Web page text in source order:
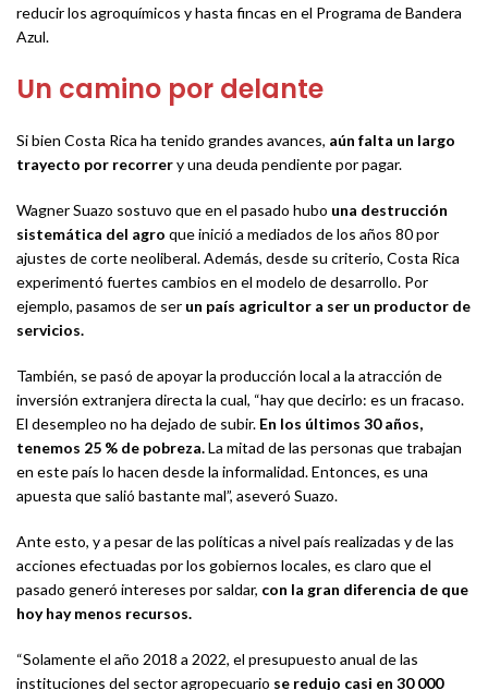
reducir los agroquímicos y hasta fincas en el Programa de Bandera
Azul.
Un camino por delante
Si bien Costa Rica ha tenido grandes avances, aún falta un largo
trayecto por recorrery una deuda pendiente por pagar.
Wagner Suazo sostuvo que en el pasado hubo una destrucción
sistemática del agro que inició a mediados de los años 80 por
ajustes de corte neoliberal. Además, desde su criterio, Costa Rica
experimentó fuertes cambios en el modelo de desarrollo. Por
ejemplo, pasamos de ser un país agricultor a ser un productor de
servicios.
También, se pasó de apoyar la producción local a la atracción de
inversión extranjera directa la cual, “hay que decirlo: es un fracaso.
El desempleo no ha dejado de subir. En los últimos 30 años,
tenemos 25 % de pobreza.La mitad de las personas que trabajan
en este país lo hacen desde la informalidad. Entonces, es una
apuesta que salió bastante mal”, aseveró Suazo.
Ante esto, y a pesar de las políticas a nivel país realizadas y de las
acciones efectuadas por los gobiernos locales, es claro que el
pasado generó intereses por saldar, con la gran diferencia de que
hoy hay menos recursos.
“Solamente el año 2018 a 2022, el presupuesto anual de las
instituciones del sector agropecuario se redujo casi en 30 000